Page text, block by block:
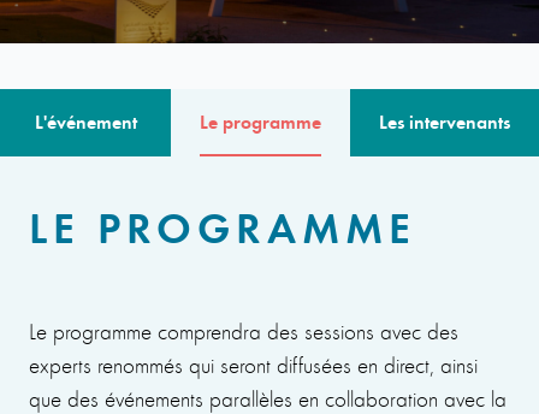
L'événement Le programme Les intervenants
LE PROGRAMME
Le programme comprendra des sessions avec des
experts renommés qui seront diffusées en direct, ainsi
que des événements parallèles en collaboration avec la